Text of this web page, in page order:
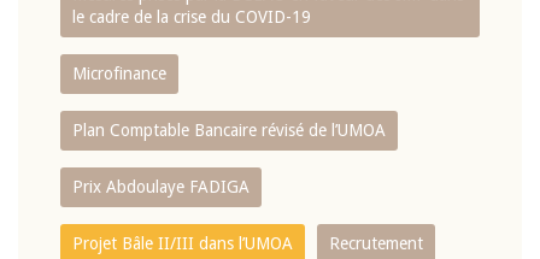
le cadre de la crise du COVID-19
Microfinance
Plan Comptable Bancaire révisé de l’UMOA
Prix Abdoulaye FADIGA
Projet Bâle II/III dans l’UMOA Recrutement